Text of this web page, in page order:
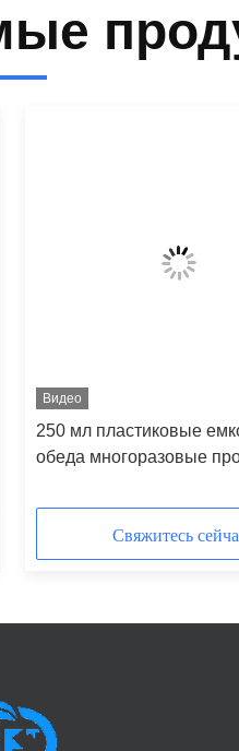
Видео
250 мл пластиковые
обеда многоразовые
Свяжитесь